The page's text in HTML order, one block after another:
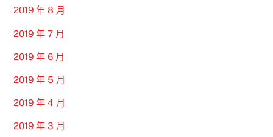
2019 年 8 月
2019 年 7 月
2019 年 6 月
2019 年 5 月
2019 年 4 月
2019 年 3 月